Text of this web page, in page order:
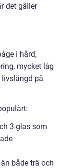
det gäller
i hård,
mycket låg
livslängd på
3-glas som
både trä och